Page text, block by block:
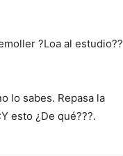
?Loa al estudio??
lo sabes. Repasa la
esto ¿De qué???.